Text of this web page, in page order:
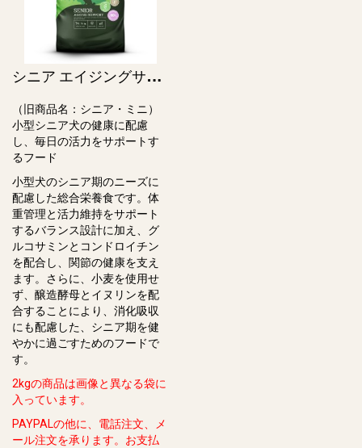
シ
ニア エイジングサポートスモール / Senior Ageing Support, small breeds（旧シニア・ミニ）
（旧商品名：シニア・ミニ）
小型シニア⽝の健康に配慮
し、毎⽇の活⼒をサポートす
るフード
小型⽝のシニア期のニーズに
配慮した総合栄養⾷です。体
重管理と活⼒維持をサポート
するバランス設計に加え、グ
ルコサミンとコンドロイチン
を配合し、関節の健康を⽀え
ます。さらに、⼩⻨を使⽤せ
ず、醸造酵⺟とイヌリンを配
合することにより、消化吸収
にも配慮した、シニア期を健
やかに過ごすためのフードで
す。
2kgの商品は画像と異なる袋に
入っています。
PAYPALの他に、電話注文、メ
ール注文を承ります。お支払